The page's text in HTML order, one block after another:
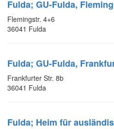
Fulda; GU-Fulda,
Flemingstr. 4+6
36041 Fulda
Fulda; GU-Fulda,
Frankfurter Str. 8b
36041 Fulda
Fulda; Heim für